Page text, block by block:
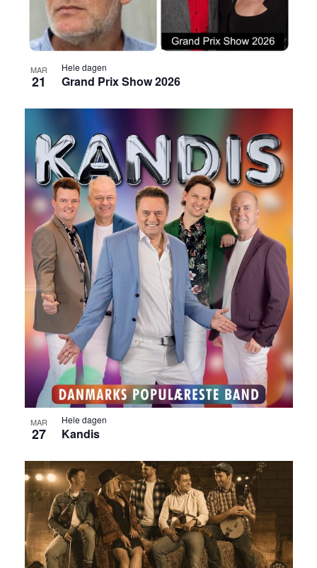
MAR
21
Hele dagen
Grand Prix Show 2026
MAR
27
Hele dagen
Kandis